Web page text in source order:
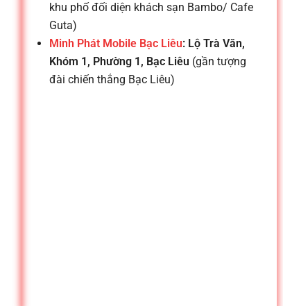
khu phố đối diện khách sạn Bambo/ Cafe
Guta)
Minh Phát Mobile Bạc Liêu: Lộ Trà Văn,
Khóm 1, Phường 1, Bạc Liêu (gần tượng
đài chiến thắng Bạc Liêu)